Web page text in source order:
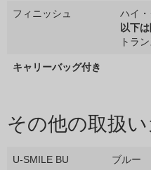
フィニッシュ
ハイ
以下は
トラ
キャリーバッグ付き
その他の取扱い
U-SMILE BU ブルー